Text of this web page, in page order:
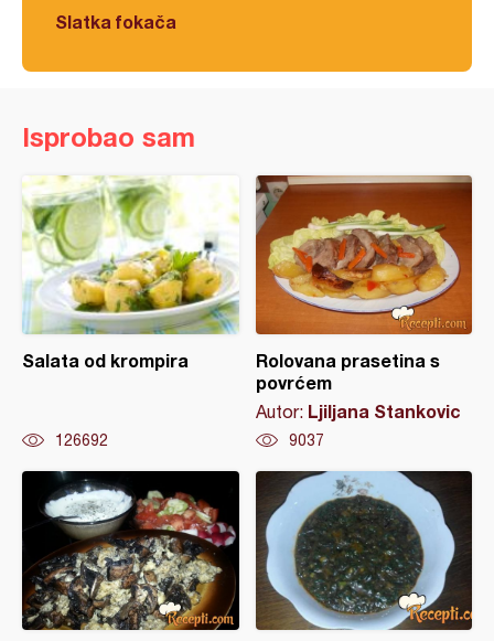
Slatka fokača
Isprobao sam
Salata od krompira
126692
Rolovana prasetina s
povrćem
Autor: Ljiljana Stankovic
9037